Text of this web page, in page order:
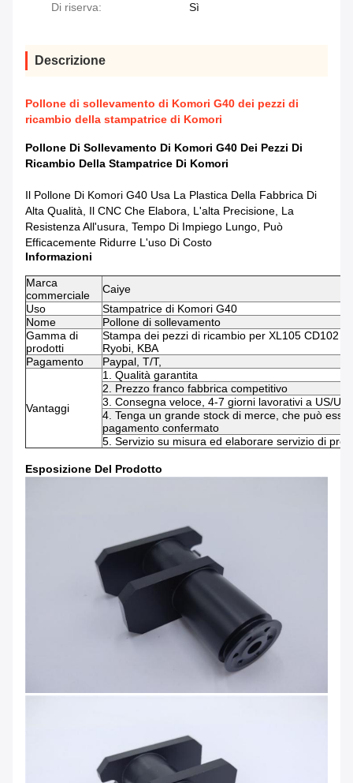
Di riserva: Sì
Descrizione
Pollone di sollevamento di Komori G40 dei pezzi di
ricambio della stampatrice di Komori
Pollone Di Sollevamento Di Komori G40 Dei Pezzi Di
Ricambio Della Stampatrice Di Komori
Il Pollone Di Komori G40 Usa La Plastica Della Fabbrica Di
Alta Qualità, Il CNC Che Elabora, L'alta Precisione, La
Resistenza All'usura, Tempo Di Impiego Lungo, Può
Efficacemente Ridurre L'uso Di Costo
Informazioni
Marca
commerciale
Caiye
Uso
Stampatrice di Komori G40
Nome
Pollone di sollevamento
Gamma di
prodotti
Stampa dei pezzi di ricambio per XL105 CD102
Ryobi, KBA
Pagamento
Paypal, T/T,
Vantaggi
1. Qualità garantita
2. Prezzo franco fabbrica competitivo
3. Consegna veloce, 4-7 giorni lavorativi a US/UK/
4. Tenga un grande stock di merce, che può
pagamento confermato
5. Servizio su misura ed elaborare servizio di
Esposizione Del Prodotto